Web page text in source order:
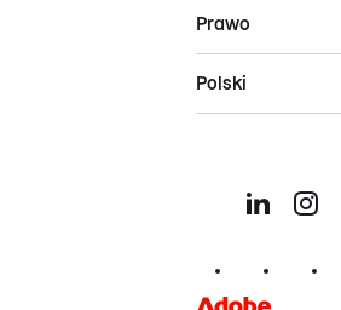
Prawo
Polski